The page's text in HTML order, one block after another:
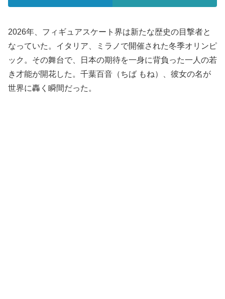
2026年、フィギュアスケート界は新たな歴史の目撃者と
なっていた。イタリア、ミラノで開催された冬季オリンピ
ック。その舞台で、日本の期待を一身に背負った一人の若
き才能が開花した。千葉百音（ちば もね）、彼女の名が
世界に轟く瞬間だった。